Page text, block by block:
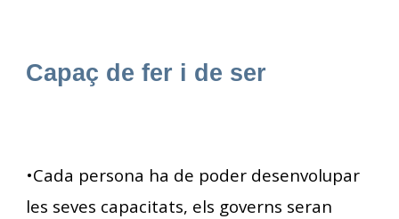
Capaç de fer i de ser
•Cada persona ha de poder desenvolupar
les seves capacitats, els governs seran